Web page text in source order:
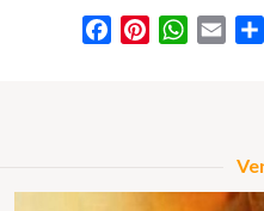
FacebookPinterest